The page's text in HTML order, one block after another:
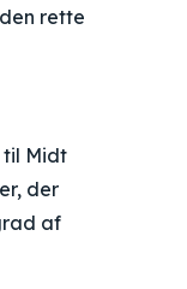
rette
til Midt
der
af